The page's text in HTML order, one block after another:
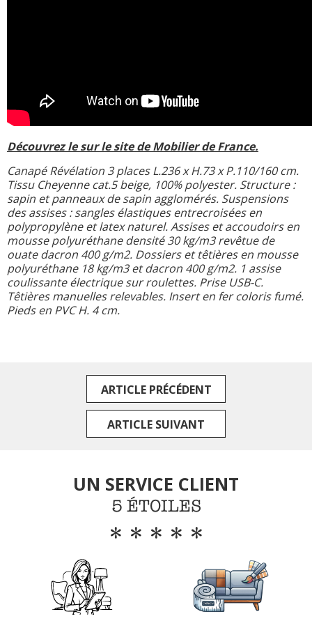
Découvrez le sur le site de Mobilier de France.
Canapé Révélation 3 places L.236 x H.73 x P.110/160 cm.
Tissu Cheyenne cat.5 beige, 100% polyester. Structure :
sapin et panneaux de sapin agglomérés. Suspensions
des assises : sangles élastiques entrecroisées en
polypropylène et latex naturel. Assises et accoudoirs en
mousse polyuréthane densité 30 kg/m3 revêtue de
ouate dacron 400 g/m2. Dossiers et têtières en mousse
polyuréthane 18 kg/m3 et dacron 400 g/m2. 1 assise
coulissante électrique sur roulettes. Prise USB-C.
Têtières manuelles relevables. Insert en fer coloris fumé.
Pieds en PVC H. 4 cm.
ARTICLE PRÉCÉDENT
ARTICLE SUIVANT
UN SERVICE CLIENT
5 ÉTOILES
*****